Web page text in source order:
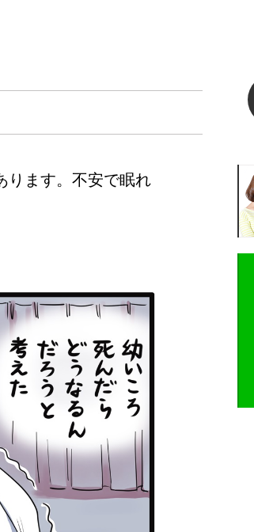
ります。不安で眠れ